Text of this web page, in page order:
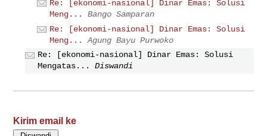
Re: [ekonomi-nasional] Dinar Emas: Solusi
Meng...
Bango Samparan
Re: [ekonomi-nasional] Dinar Emas: Solusi
Meng...
Agung Bayu Purwoko
Re: [ekonomi-nasional] Dinar Emas: Solusi
Mengatas...
Diswandi
Kirim email ke